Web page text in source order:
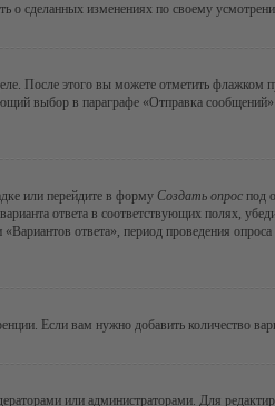
о сделанных изменениях по своему
После этого вы можете отметить флажком
выбор в параграфе «Отправка
или перейдите в форму Создать опрос под
ответа в соответствующих полях,
ответа», период проведения
Если вам нужно добавить количество
или администраторами. Для